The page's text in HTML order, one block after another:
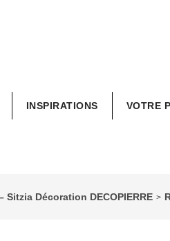
INSPIRATIONS VOTRE
Décoration DECOPIERRE >